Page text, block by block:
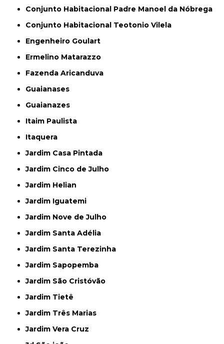
Conjunto Habitacional Padre Manoel da Nóbrega
Conjunto Habitacional Teotonio Vilela
Engenheiro Goulart
Ermelino Matarazzo
Fazenda Aricanduva
Guaianases
Guaianazes
Itaim Paulista
Itaquera
Jardim Casa Pintada
Jardim Cinco de Julho
Jardim Helian
Jardim Iguatemi
Jardim Nove de Julho
Jardim Santa Adélia
Jardim Santa Terezinha
Jardim Sapopemba
Jardim São Cristóvão
Jardim Tietê
Jardim Três Marias
Jardim Vera Cruz